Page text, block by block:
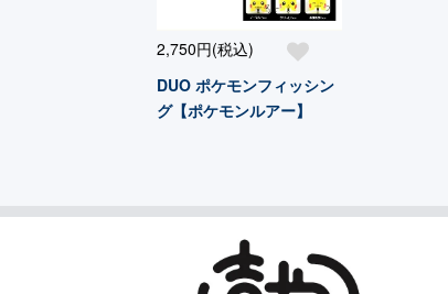
2,750円(税込)
DUO ポケモンフィッシン
グ【ポケモンルアー】